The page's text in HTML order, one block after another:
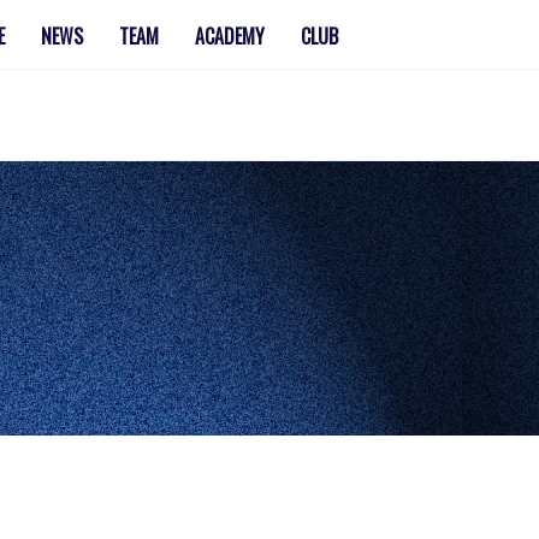
NEWS TEAM ACADEMY CLUB